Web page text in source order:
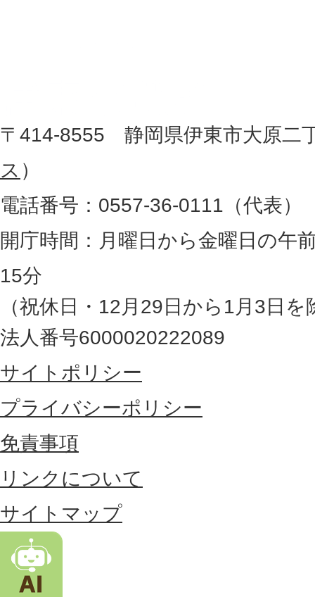
地
図
。
静
岡
県
の
最
東
部
に
置
す
る
市
。
所
〒414-8555 静岡県伊東市大原二
ス ）
電話番号：0557-36-0111（代表）
開庁時間：月曜日から金曜日の午
15分
（祝休日・12月29日から1月3日を
法人番号6000020222089
サイトポリシー
プライバシーポリシー
免責事項
リンクについて
サイトマップ